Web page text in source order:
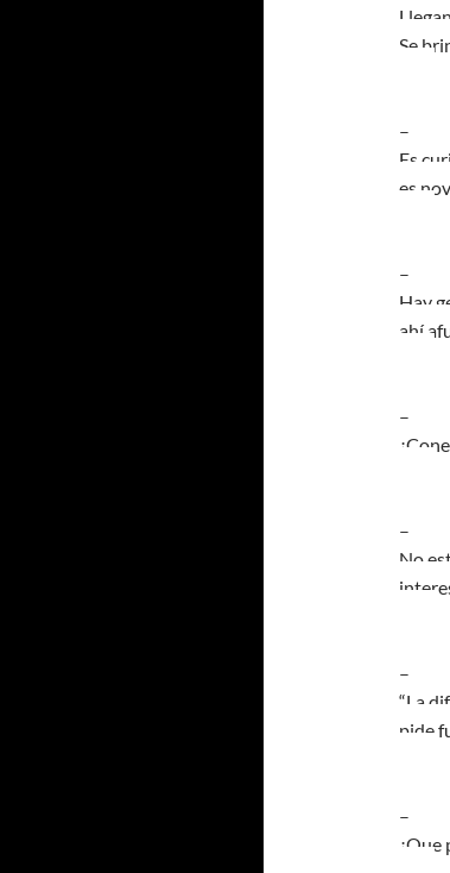
Se
–
Es
es
–
Hay
ahí
–
–
No
–
“La
pide
–
¿Que